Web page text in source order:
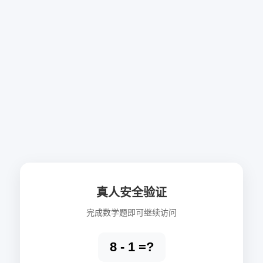
真人安全验证
完成数学题即可继续访问
8 - 1 =?